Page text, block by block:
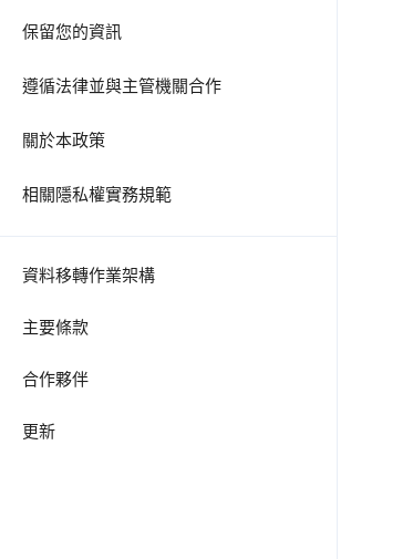
保留您的資訊
遵循法律並與主管機關合作
關於本政策
相關隱私權實務規範
資料移轉作業架構
主要條款
合作夥伴
更新